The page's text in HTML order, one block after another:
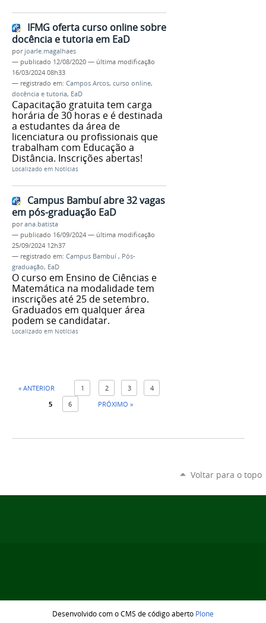
IFMG oferta curso online sobre
docência e tutoria em EaD
por joarle.magalhaes
— publicado 12/08/2020 — última modificação
16/03/2024 08h33
— registrado em: Campos Arcos, curso online,
docência e tutoria, EaD
Capacitação gratuita tem carga
horária de 30 horas e é destinada
a estudantes da área de
licenciatura ou profissionais que
trabalham com Educação a
Distância. Inscrições abertas!
Localizado em Notícias
Campus Bambuí abre 32 vagas
em pós-graduação EaD
porana.batista
— publicado 16/09/2024 — última modificação
25/09/2024 12h37
— registrado em: Campus Bambuí , Pós-
graduação, EaD
O curso em Ensino de Ciências e
Matemática na modalidade tem
inscrições até 25 de setembro.
Graduados em qualquer área
podem se candidatar.
Localizado em Notícias
« ANTERIOR 1 2 3
4
5
6 PRÓXIMO »
Voltar para o topo
Desenvolvido com o CMS de código aberto Plone